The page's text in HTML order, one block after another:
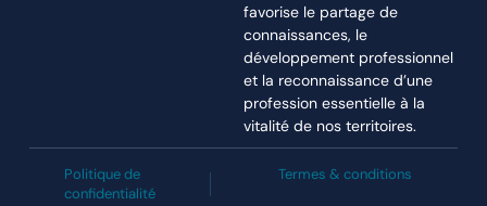
favorise le partage de
connaissances, le
développement professionnel
et la reconnaissance d’une
profession essentielle à la
vitalité de nos territoires.
Politique de
confidentialité
Termes & conditions